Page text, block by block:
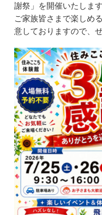
謝祭」を開催いたします
ご家族皆さまで楽しめ
意しておりますので、